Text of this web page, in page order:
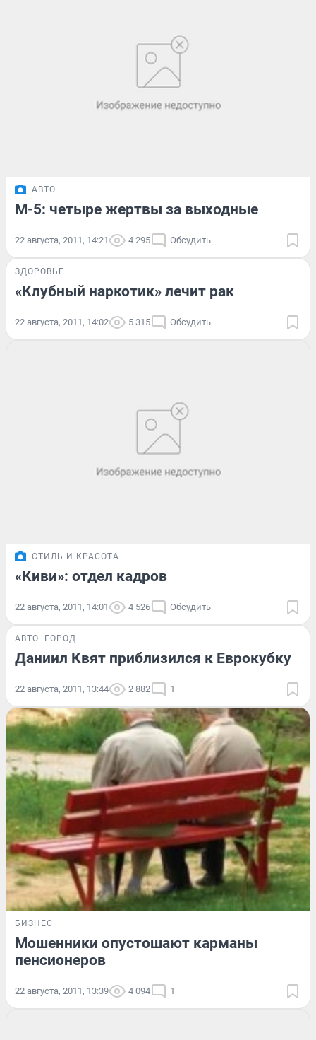
АВТО
М-5: четыре жертвы за выходные
22 августа, 2011, 14:21 4 295 Обсудить
ЗДОРОВЬЕ
«Клубный наркотик» лечит рак
22 августа, 2011, 14:02 5 315 Обсудить
СТИЛЬ И КРАСОТА
«Киви»: отдел кадров
22 августа, 2011, 14:01 4 526 Обсудить
АВТО ГОРОД
Даниил Квят приблизился к Еврокубку
22 августа, 2011, 13:44 2 882 1
БИЗНЕС
Мошенники опустошают карманы
пенсионеров
22 августа, 2011, 13:39 4 094 1